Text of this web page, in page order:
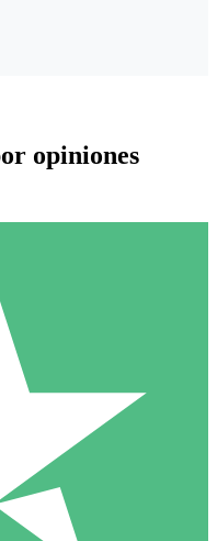
Individuales
Sin compromiso
opiniones